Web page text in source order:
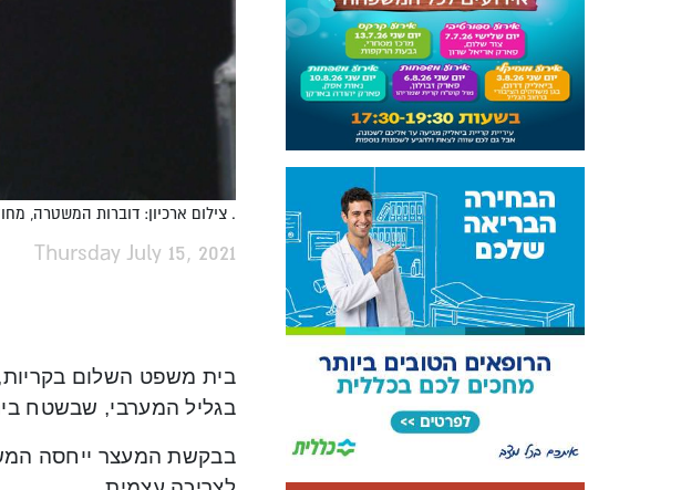
. צילום ארכיון: דוברות המשטרה,
Thursday July 15, 2021
בית משפט השלום בקריות,
בגליל המערבי, שבשטח
בבקשת המעצר ייחסה